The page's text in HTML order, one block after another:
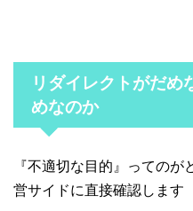
リダイレクトがだめ
めなのか
『不適切な目的』っての
営サイドに直接確認します